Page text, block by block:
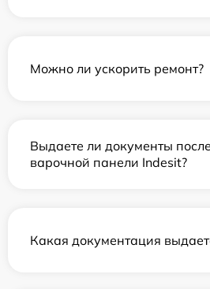
Можно ли ускорить ремонт?
Выдаете ли документы
варочной панели Indesit?
Какая документация